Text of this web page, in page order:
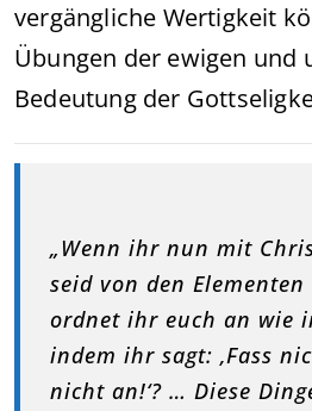
vergängliche Wertigkeit
Übungen der ewigen und
Bedeutung der
„Wenn ihr nun mit
seid von den
ordnet ihr euch an wie
indem ihr sagt: ‚Fass
nicht an!‘? … Diese